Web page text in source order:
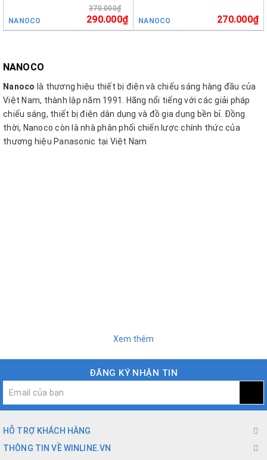
NANOCO
370.000₫
290.000₫ NANOCO 270.000₫
NANOCO
Nanoco là thương hiệu thiết bị điện và chiếu sáng hàng đầu của
Việt Nam, thành lập năm 1991. Hãng nổi tiếng với các giải pháp
chiếu sáng, thiết bị điện dân dụng và đồ gia dụng bền bỉ. Đồng
thời, Nanoco còn là nhà phân phối chiến lược chính thức của
thương hiệu Panasonic tại Việt Nam
Xem thêm
ĐĂNG KÝ NHẬN TIN
HỖ TRỢ KHÁCH HÀNG
THÔNG TIN VỀ WINLINE.VN